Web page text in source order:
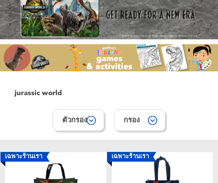
ตัวต่อและ LEGO
รถของเล่น, รถบรรทุกของเล่น, รถไฟของเล่น
และรีโมทบังคับ
อุปกรณ์อิเล็คทรอนิกส์
เกมและพัซเซิล
Star Wars
LEGOเลโก้
X-Shot
playpop
5~7 ปี
jurassic world
ตัวกรอง กรอง
เฉพาะร้านเรา เฉพาะร้านเรา